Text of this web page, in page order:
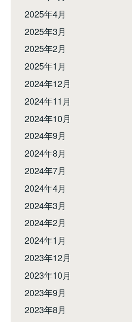
2025年4月
2025年3月
2025年2月
2025年1月
2024年12月
2024年11月
2024年10月
2024年9月
2024年8月
2024年7月
2024年4月
2024年3月
2024年2月
2024年1月
2023年12月
2023年10月
2023年9月
2023年8月